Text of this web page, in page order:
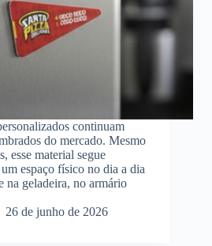
continuam
do mercado. Mesmo
esse material segue
espaço físico no dia a dia
na geladeira, no armário
26 de junho de 2026